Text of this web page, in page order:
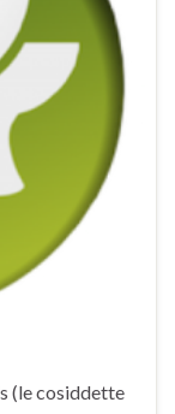
(le cosiddette